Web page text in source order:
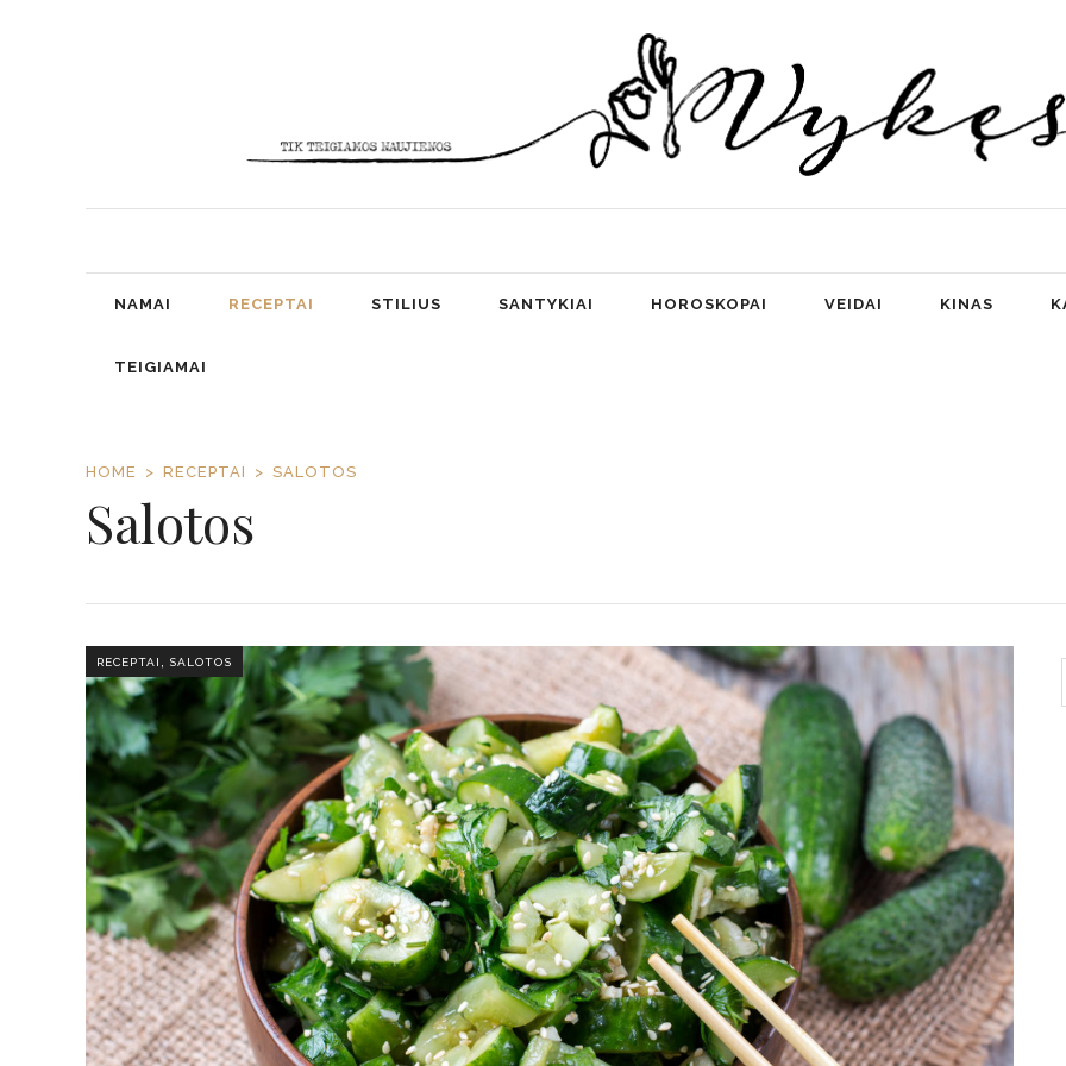
NAMAI RECEPTAI STILIUS SANTYKIAI HOROSKOPAI VEIDAI KINAS
TEIGIAMAI
HOME RECEPTAI SALOTOS
Salotos
RECEPTAI SALOTOS